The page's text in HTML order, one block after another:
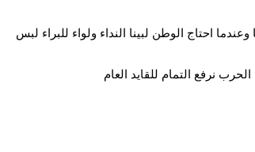
احتاج الوطن لبينا النداء ولواء للبراء لبس
نرفع التمام للقايد العام